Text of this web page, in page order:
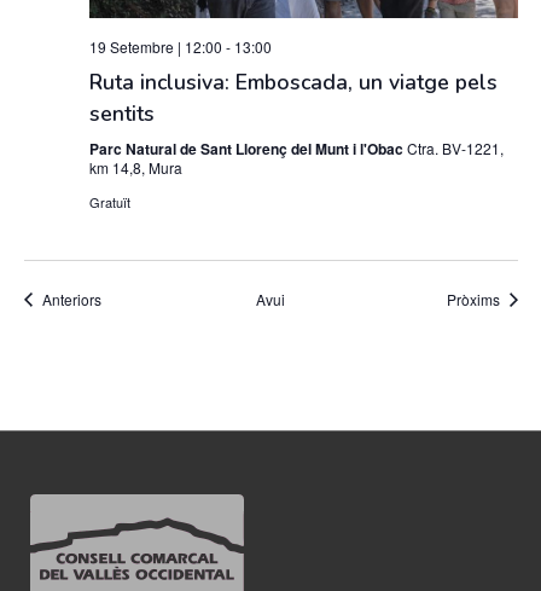
19 Setembre | 12:00 - 13:00
Ruta inclusiva: Emboscada, un viatge pels
sentits
Parc Natural de Sant Llorenç del Munt i l'ObacCtra. BV-1221,
km 14,8, Mura
Gratuït
AnteriorsEsdeveniments Avui Pròxims